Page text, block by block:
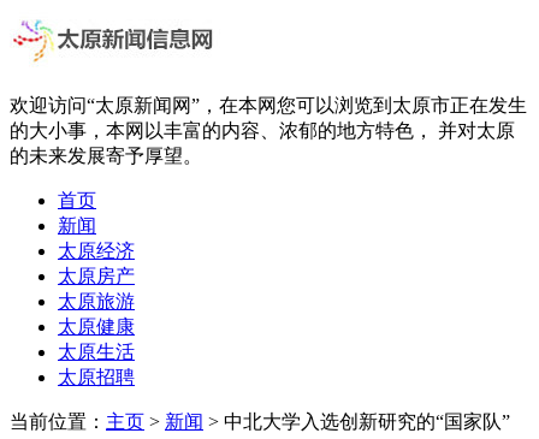
欢迎访问“太原新闻网”，在本网您可以浏览到太原市正在发生
的大小事，本网以丰富的内容、浓郁的地方特色， 并对太原
的未来发展寄予厚望。
首页
新闻
太原经济
太原房产
太原旅游
太原健康
太原生活
太原招聘
当前位置： 主页 > 新闻 > 中北大学入选创新研究的“国家队”